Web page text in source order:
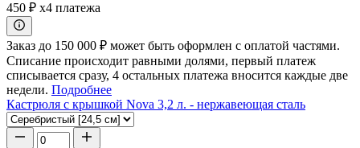
450 ₽ x4 платежа
Заказ до 150 000 ₽ может быть оформлен с оплатой частями.
Списание происходит равными долями, первый платеж
списывается сразу, 4 остальных платежа вносится каждые две
недели. Подробнее
Кастрюля с крышкой Nova 3,2 л. - нержавеющая сталь